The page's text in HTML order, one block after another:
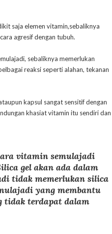
saja elemen vitamin,sebaliknya
agresif dengan tubuh.
sebaliknya memerlukan
reaksi seperti alahan, tekanan
kapsul sangat sensitif dengan
khasiat vitamin itu sendiri dan
vitamin semulajadi
gel akan ada dalam
tidak memerlukan silica
yang membantu
tidak terdapat dalam